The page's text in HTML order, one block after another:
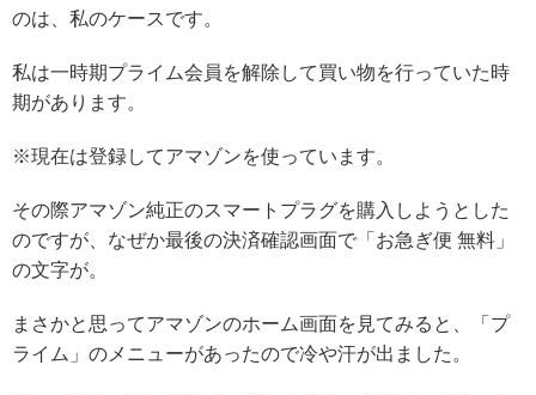
のは、私のケースです。
私は一時期プライム会員を解除して買い物を行っていた時
期があります。
※現在は登録してアマゾンを使っています。
その際アマゾン純正のスマートプラグを購入しようとした
のですが、なぜか最後の決済確認画面で「お急ぎ便 無料」
の文字が。
まさかと思ってアマゾンのホーム画面を見てみると、「プ
ライム」のメニューがあったので冷や汗が出ました。